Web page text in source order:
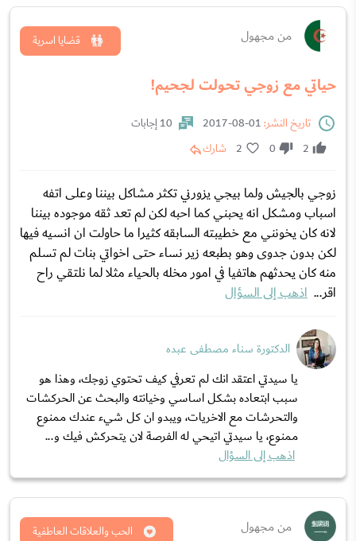
من مجهول
حياتي مع زوجي تحولت لجحيم!
قضايا اسرية
تاريخ النشر:
10 إجابات
2
0
2 شارك
زوجي بالجيش ولما بيجي يزورني تكثر مشاكل بيننا وعلى اتفه
اسباب ومشكل انه يحبني كما احبه لكن لم تعد ثقه موجوده بيننا
لانه كان يخونني مع خطيبته السابقه كثيرا ما حاولت ان انسيه فيها
لكن بدون جدوى وهو بطبعه زير نساء حتى اخواتي بنات لم تسلم
منه كان يحدثهم هاتفيا في امور مخله بالحياء مثلا لما نلتقي راح
اقر... اذهب إلى السؤال
الدكتورة سناء مصطفى عبده
يا سيدتي اعتقد انك لم تعرفي كيف تحتوي زوجك، وهذا هو
سبب ابتعاده بشكل اساسي وخيانته والبحث عن الحركشات
والتحرشات مع الاخريات، ويبدو ان كل شيء عندك ممنوع
ممنوع، يا سيدتي اتيحي له الفرصة لان يتحركش فيك و...
اذهب إلى السؤال
من مجهول الحب والعلاقات العاطفية